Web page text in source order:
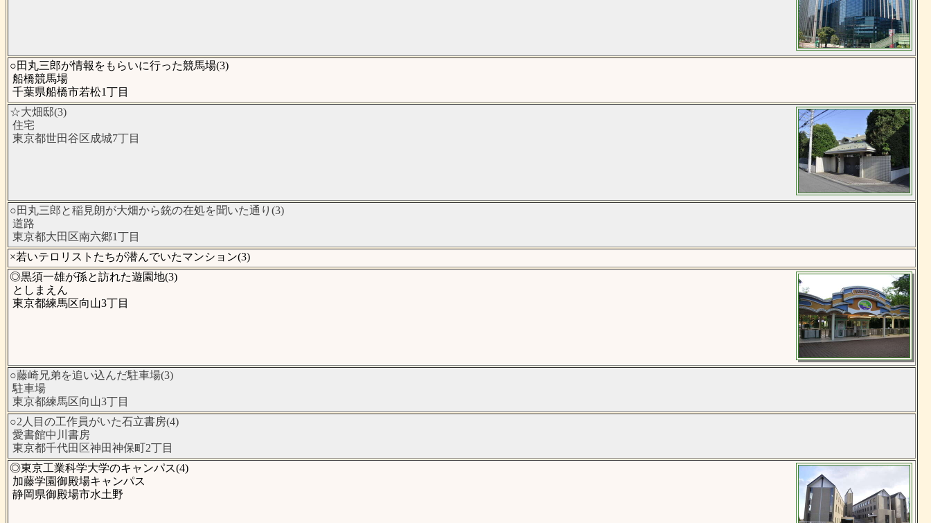
○田丸三郎が情報をもらいに行った競馬場(3)
船橋競馬場
千葉県船橋市若松1丁目
☆大畑邸(3)
住宅
東京都世田谷区成城7丁目
○田丸三郎と稲見朗が大畑から銃の在処を聞いた通り(3)
道路
東京都大田区南六郷1丁目
×若いテロリストたちが潜んでいたマンション(3)
◎黒須一雄が孫と訪れた遊園地(3)
としまえん
東京都練馬区向山3丁目
○藤崎兄弟を追い込んだ駐車場(3)
駐車場
東京都練馬区向山3丁目
○2人目の工作員がいた石立書房(4)
愛書館中川書房
東京都千代田区神田神保町2丁目
◎東京工業科学大学のキャンパス(4)
加藤学園御殿場キャンパス
静岡県御殿場市水土野